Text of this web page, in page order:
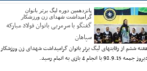
پانزدهمین دوره لیگ برتر بانوان
گرامیداشت شهدای زن ورزشکار
گفتگو با سرمربی بانوان فولاد مبارکه
سپاهان
ششم از رقابتهای لیگ برتر بانوان گرامیداشت شهدای زن ورزشکار
جمعه 98.9.15 با انجام 4 بازی به اتمام رسید.